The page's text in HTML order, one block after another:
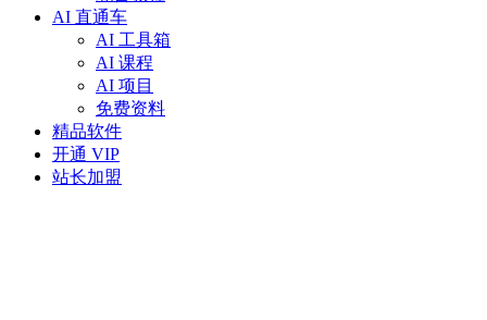
AI 直通车
AI 工具箱
AI 课程
AI 项目
免费资料
精品软件
开通 VIP
站长加盟